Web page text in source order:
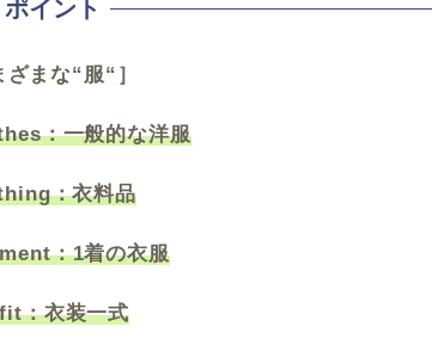
ざまな“服“］
：一般的な洋服
：衣料品
：1着の衣服
：衣装一式